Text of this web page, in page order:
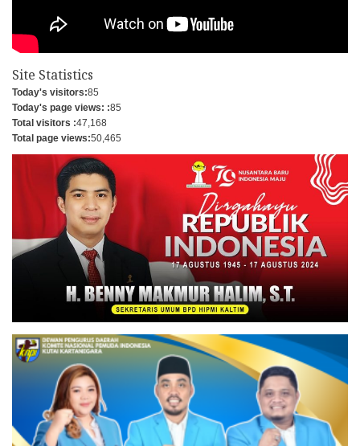
Site Statistics
Today's visitors:85
Today's page views: :85
Total visitors :47,168
Total page views:50,465